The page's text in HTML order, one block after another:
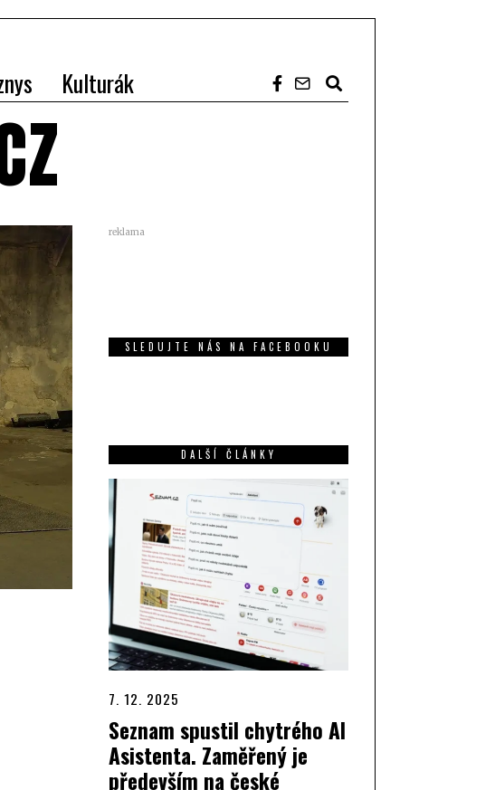
Kulturák
reklama
SLEDUJTE NÁS NA FACEBOOKU
DALŠÍ ČLÁNKY
7. 12. 2025
Seznam spustil chytrého AI
Asistenta. Zaměřený je
především na české